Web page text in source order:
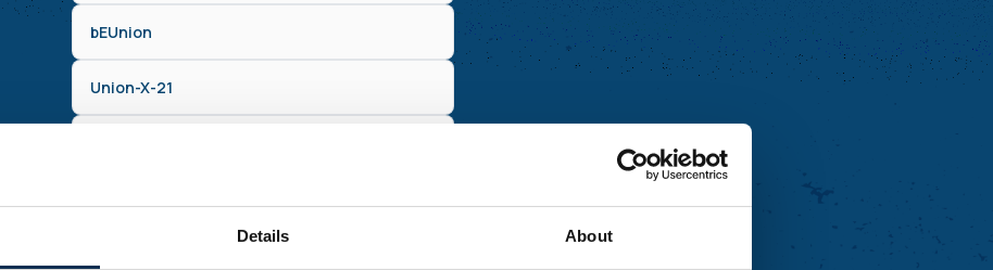
Details About
bEUnion
Union-X-21